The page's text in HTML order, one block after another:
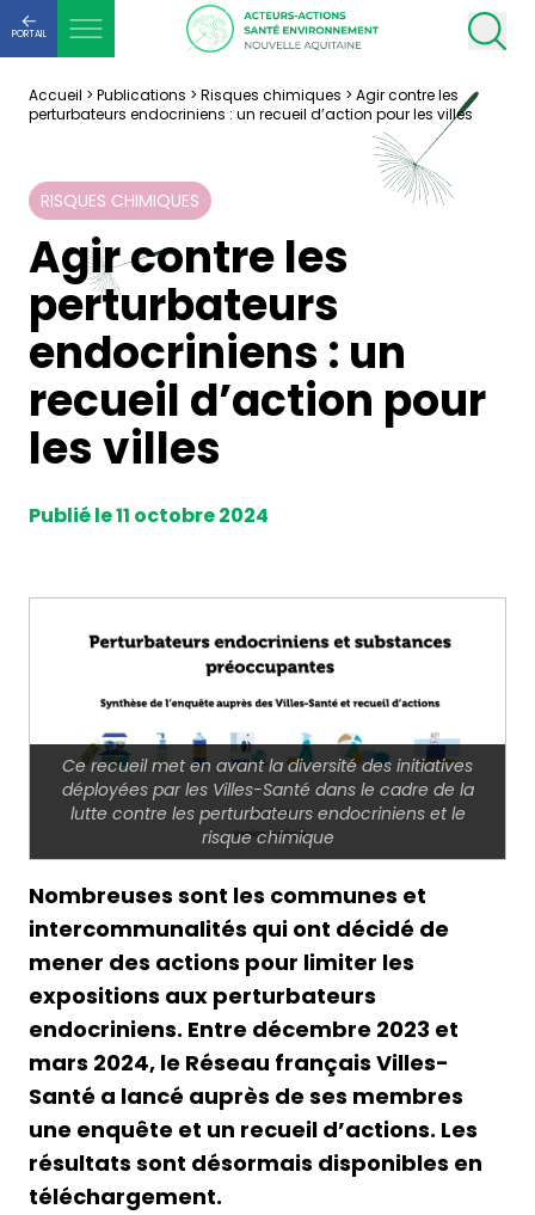
PORTAIL
Accueil > Publications > Risques chimiques > Agir contre les
perturbateurs endocriniens : un recueil d’action pour les villes
RISQUES CHIMIQUES
Agir contre les
perturbateurs
endocriniens : un
recueil d’action pour
les villes
Publié le 11 octobre 2024
Ce recueil met en avant la diversité des initiatives
déployées par les Villes-Santé dans le cadre de la
lutte contre les perturbateurs endocriniens et le
risque chimique
Nombreuses sont les communes et
intercommunalités qui ont décidé de
mener des actions pour limiter les
expositions aux perturbateurs
endocriniens. Entre décembre 2023 et
mars 2024, le Réseau français Villes-
Santé a lancé auprès de ses membres
une enquête et un recueil d’actions. Les
résultats sont désormais disponibles en
téléchargement.